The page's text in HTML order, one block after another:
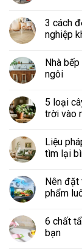
3 cách
nghiệp
Nhà
ngôi
5 loại
trời vào
Liệu
tìm lại
Nên đặt
phẩm
6 chất
bạn